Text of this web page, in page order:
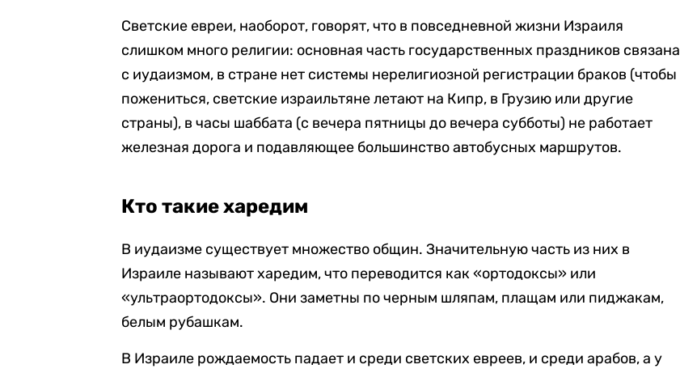
Светские евреи, наоборот, говорят, что в повседневной жизни Израиля
слишком много религии: основная часть государственных праздников связана
с иудаизмом, в стране нет системы нерелигиозной регистрации браков (чтобы
пожениться, светские израильтяне летают на Кипр, в Грузию или другие
страны), в часы шаббата (с вечера пятницы до вечера субботы) не работает
железная дорога и подавляющее большинство автобусных маршрутов.
Кто такие харедим
В иудаизме существует множество общин. Значительную часть из них в
Израиле называют харедим, что переводится как «ортодоксы» или
«ультраортодоксы». Они заметны по черным шляпам, плащам или пиджакам,
белым рубашкам.
В Израиле рождаемость падает и среди светских евреев, и среди арабов, а у